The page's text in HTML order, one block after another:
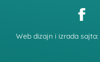
Web dizajn i izrada sajta: